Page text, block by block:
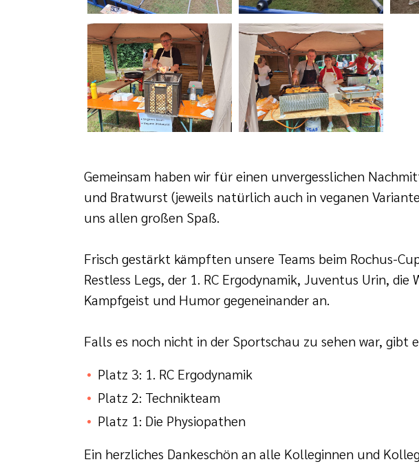
Gemeinsam haben wir für einen unvergesslichen
und Bratwurst (jeweils natürlich auch in veganen
uns allen großen Spaß.
Frisch gestärkt kämpften unsere Teams beim Rochus-
Restless Legs, der 1. RC Ergodynamik, Juventus Urin,
Kampfgeist und Humor gegeneinander an.
Falls es noch nicht in der Sportschau zu sehen war, gibt
Platz 3: 1. RC Ergodynamik
Platz 2: Technikteam
Platz 1: Die Physiopathen
Ein herzliches Dankeschön an alle Kolleginnen und